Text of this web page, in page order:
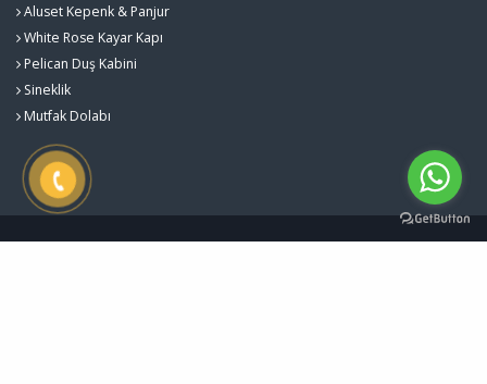
Aluset Kepenk & Panjur
White Rose Kayar Kapı
Pelican Duş Kabini
Sineklik
Mutfak Dolabı